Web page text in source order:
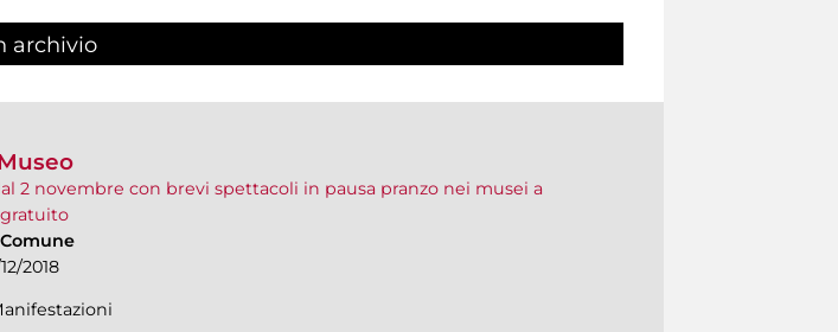
archivio
2 novembre con brevi spettacoli in pausa pranzo nei musei a
2018